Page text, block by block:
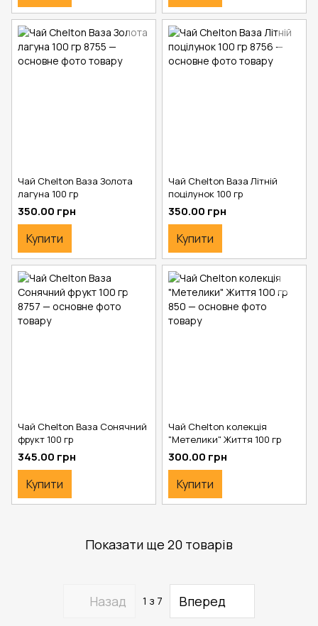
Чай Chelton Ваза Золота
лагуна 100 гр
350.00 грн
Купити
Чай Chelton Ваза Літній
поцілунок 100 гр
350.00 грн
Купити
Чай Chelton Ваза Сонячний
фрукт 100 гр
345.00 грн
Купити
Чай Chelton колекція
"Метелики" Життя 100 гр
300.00 грн
Купити
Показати ще 20 товарів
Назад 1 з 7 Вперед